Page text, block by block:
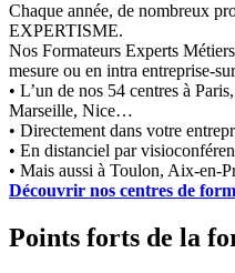
Chaque année, de nombreux
EXPERTISME.
Nos Formateurs Experts
mesure ou en intra entreprise-
• L’un de nos 54 centres à
Marseille, Nice…
• Directement dans votre
• En distanciel par
• Mais aussi à Toulon, Aix-en-
Découvrir nos centres de
Points forts de la